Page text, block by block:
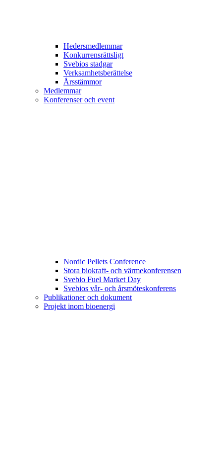
Hedersmedlemmar
Konkurrensrättsligt
Svebios stadgar
Verksamhetsberättelse
Årsstämmor
Medlemmar
Konferenser och event
Nordic Pellets Conference
Stora biokraft- och värmekonferensen
Svebio Fuel Market Day
Svebios vår- och årsmöteskonferens
Publikationer och dokument
Projekt inom bioenergi